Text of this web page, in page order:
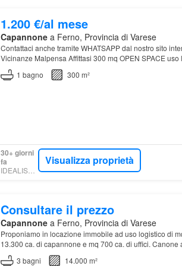
1.200 €/al mese
Capannonea Ferno, Provincia di Varese
Contattaci anche tramite WHATSAPP dal nostro sito
Vicinanze Malpensa Affittasi 300 mq OPEN SPACE
deposito…
1 bagno 300 m²
30+ giorni
fa
IDEALISTA.IT
Visualizza proprietà
Consultare il prezzo
Capannonea Ferno, Provincia di Varese
Proponiamo in locazione immobile ad uso logistico di
13.300 ca. di capannone e mq 700 ca. di uffici.
ca…
3 bagni 14.000 m²